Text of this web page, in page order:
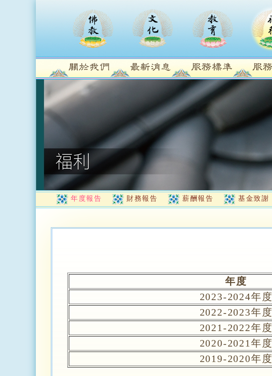
年度報告 財務報告 薪酬報告 基金致謝
年度
2023-2024年度
2022-2023年度
2021-2022年度
2020-2021年度
2019-2020年度